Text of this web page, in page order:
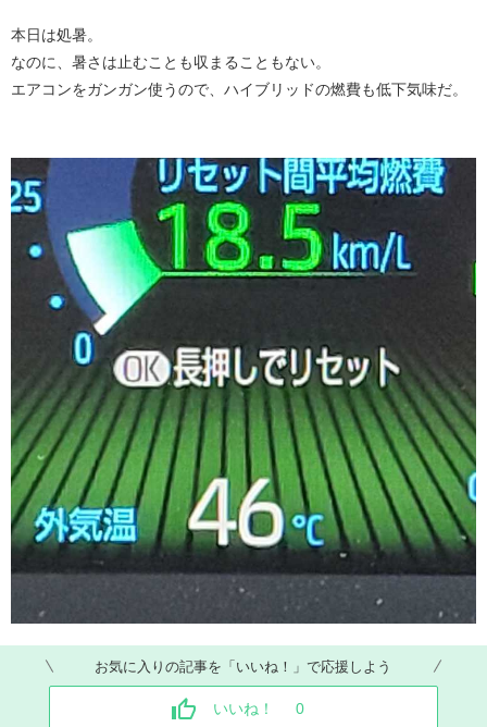
本日は処暑。
なのに、暑さは止むことも収まることもない。
エアコンをガンガン使うので、ハイブリッドの燃費も低下気味だ。
お気に入りの記事を「いいね！」で応援しよう
いいね！ 0